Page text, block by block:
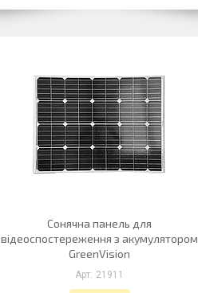
Сонячна панель для
відеоспостереження з акумулятором
GreenVision
21911